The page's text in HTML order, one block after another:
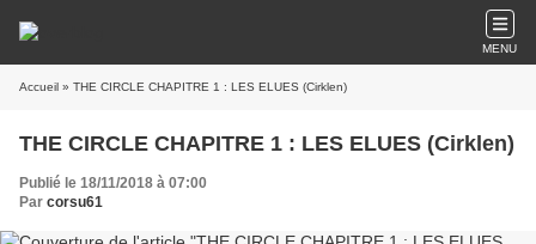
MENU
Accueil » THE CIRCLE CHAPITRE 1 : LES ELUES (Cirklen)
THE CIRCLE CHAPITRE 1 : LES ELUES (Cirklen)
Publié le 18/11/2018 à 07:00
Par corsu61